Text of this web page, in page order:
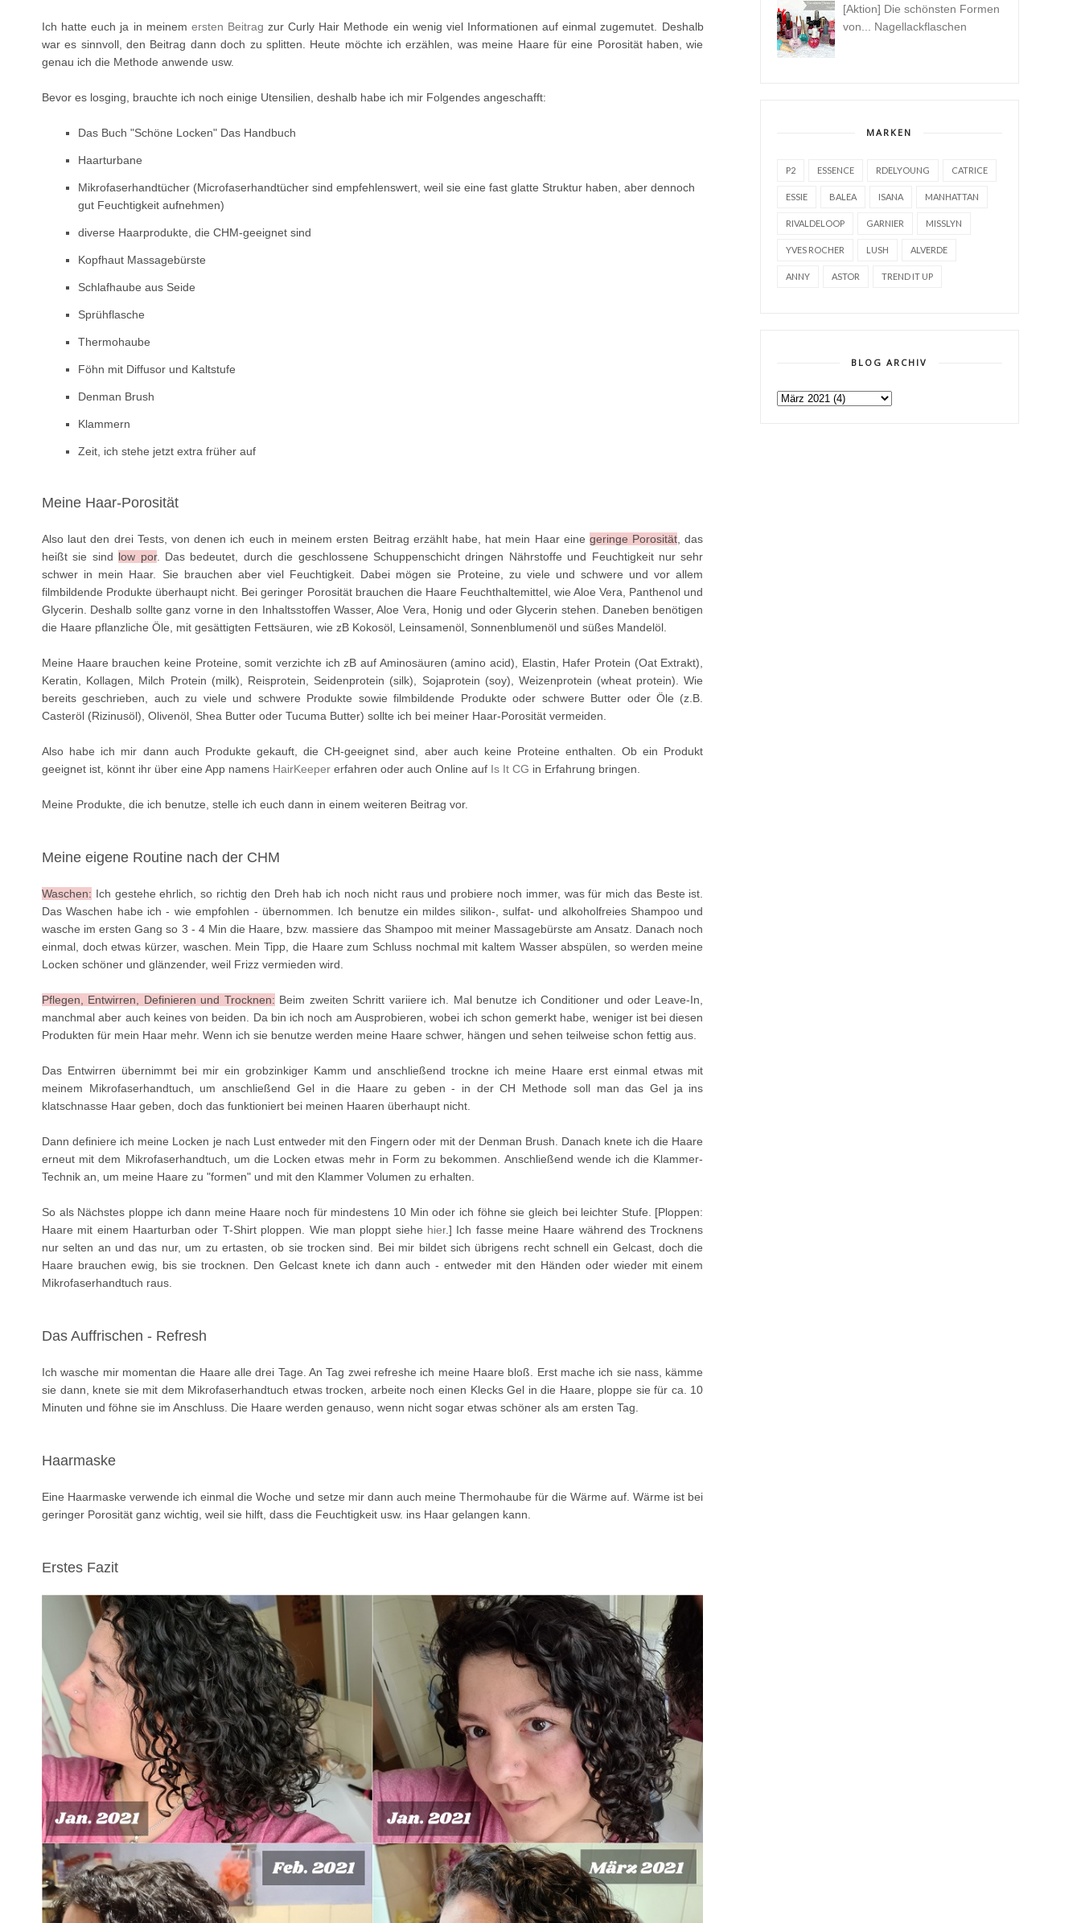
Ich hatte euch ja in meinem ersten Beitrag zur Curly Hair Methode ein wenig viel Informationen auf einmal zugemutet. Deshalb
war es sinnvoll, den Beitrag dann doch zu splitten. Heute möchte ich erzählen, was meine Haare für eine Porosität haben, wie
genau ich die Methode anwende usw.
Bevor es losging, brauchte ich noch einige Utensilien, deshalb habe ich mir Folgendes angeschafft:
Das Buch "Schöne Locken" Das Handbuch
Haarturbane
Mikrofaserhandtücher (Microfaserhandtücher sind empfehlenswert, weil sie eine fast glatte Struktur haben, aber dennoch
gut Feuchtigkeit aufnehmen)
diverse Haarprodukte, die CHM-geeignet sind
Kopfhaut Massagebürste
Schlafhaube aus Seide
Sprühflasche
Thermohaube
Föhn mit Diffusor und Kaltstufe
Denman Brush
Klammern
Zeit, ich stehe jetzt extra früher auf
Meine Haar-Porosität
Also laut den drei Tests, von denen ich euch in meinem ersten Beitrag erzählt habe, hat mein Haar einegeringe Porosität , das
heißt sie sind low por. Das bedeutet, durch die geschlossene Schuppenschicht dringen Nährstoffe und Feuchtigkeit nur sehr
schwer in mein Haar. Sie brauchen aber viel Feuchtigkeit. Dabei mögen sie Proteine, zu viele und schwere und vor allem
filmbildende Produkte überhaupt nicht. Bei geringer Porosität brauchen die Haare Feuchthaltemittel, wie Aloe Vera, Panthenol und
Glycerin. Deshalb sollte ganz vorne in den Inhaltsstoffen Wasser, Aloe Vera, Honig und oder Glycerin stehen. Daneben benötigen
die Haare pflanzliche Öle, mit gesättigten Fettsäuren, wie zB Kokosöl, Leinsamenöl, Sonnenblumenöl und süßes Mandelöl.
Meine Haare brauchen keine Proteine, somit verzichte ich zB auf Aminosäuren (amino acid), Elastin, Hafer Protein (Oat Extrakt),
Keratin, Kollagen, Milch Protein (milk), Reisprotein, Seidenprotein (silk), Sojaprotein (soy), Weizenprotein (wheat protein). Wie
bereits geschrieben, auch zu viele und schwere Produkte sowie filmbildende Produkte oder schwere Butter oder Öle (z.B.
Casteröl (Rizinusöl), Olivenöl, Shea Butter oder Tucuma Butter) sollte ich bei meiner Haar-Porosität vermeiden.
Also habe ich mir dann auch Produkte gekauft, die CH-geeignet sind, aber auch keine Proteine enthalten. Ob ein Produkt
geeignet ist, könnt ihr über eine App namens HairKeeper erfahren oder auch Online auf Is It CG in Erfahrung bringen.
Meine Produkte, die ich benutze, stelle ich euch dann in einem weiteren Beitrag vor.
Meine eigene Routine nach der CHM
Waschen: Ich gestehe ehrlich, so richtig den Dreh hab ich noch nicht raus und probiere noch immer, was für mich das Beste ist.
Das Waschen habe ich - wie empfohlen - übernommen. Ich benutze ein mildes silikon-, sulfat- und alkoholfreies Shampoo und
wasche im ersten Gang so 3 - 4 Min die Haare, bzw. massiere das Shampoo mit meiner Massagebürste am Ansatz. Danach noch
einmal, doch etwas kürzer, waschen. Mein Tipp, die Haare zum Schluss nochmal mit kaltem Wasser abspülen, so werden meine
Locken schöner und glänzender, weil Frizz vermieden wird.
Pflegen, Entwirren, Definieren und Trocknen: Beim zweiten Schritt variiere ich. Mal benutze ich Conditioner und oder Leave-In,
manchmal aber auch keines von beiden. Da bin ich noch am Ausprobieren, wobei ich schon gemerkt habe, weniger ist bei diesen
Produkten für mein Haar mehr. Wenn ich sie benutze werden meine Haare schwer, hängen und sehen teilweise schon fettig aus.
Das Entwirren übernimmt bei mir ein grobzinkiger Kamm und anschließend trockne ich meine Haare erst einmal etwas mit
meinem Mikrofaserhandtuch, um anschließend Gel in die Haare zu geben - in der CH Methode soll man das Gel ja ins
klatschnasse Haar geben, doch das funktioniert bei meinen Haaren überhaupt nicht.
Dann definiere ich meine Locken je nach Lust entweder mit den Fingern oder mit der Denman Brush. Danach knete ich die Haare
erneut mit dem Mikrofaserhandtuch, um die Locken etwas mehr in Form zu bekommen. Anschließend wende ich die Klammer-
Technik an, um meine Haare zu "formen" und mit den Klammer Volumen zu erhalten.
So als Nächstes ploppe ich dann meine Haare noch für mindestens 10 Min oder ich föhne sie gleich bei leichter Stufe. [Ploppen:
Haare mit einem Haarturban oder T-Shirt ploppen. Wie man ploppt siehe hier. ] Ich fasse meine Haare während des Trocknens
nur selten an und das nur, um zu ertasten, ob sie trocken sind. Bei mir bildet sich übrigens recht schnell ein Gelcast, doch die
Haare brauchen ewig, bis sie trocknen. Den Gelcast knete ich dann auch - entweder mit den Händen oder wieder mit einem
Mikrofaserhandtuch raus.
Das Auffrischen - Refresh
Ich wasche mir momentan die Haare alle drei Tage. An Tag zwei refreshe ich meine Haare bloß. Erst mache ich sie nass, kämme
sie dann, knete sie mit dem Mikrofaserhandtuch etwas trocken, arbeite noch einen Klecks Gel in die Haare, ploppe sie für ca. 10
Minuten und föhne sie im Anschluss. Die Haare werden genauso, wenn nicht sogar etwas schöner als am ersten Tag.
Haarmaske
Eine Haarmaske verwende ich einmal die Woche und setze mir dann auch meine Thermohaube für die Wärme auf. Wärme ist bei
geringer Porosität ganz wichtig, weil sie hilft, dass die Feuchtigkeit usw. ins Haar gelangen kann.
Erstes Fazit
[Aktion] Die schönsten Formen
von... Nagellackflaschen
MARKEN
P2 ESSENCE RDELYOUNG CATRICE
ESSIE BALEA ISANA MANHATTAN
RIVALDELOOP GARNIER MISSLYN
YVES ROCHER LUSH ALVERDE
ANNY ASTOR TREND IT UP
BLOG ARCHIV